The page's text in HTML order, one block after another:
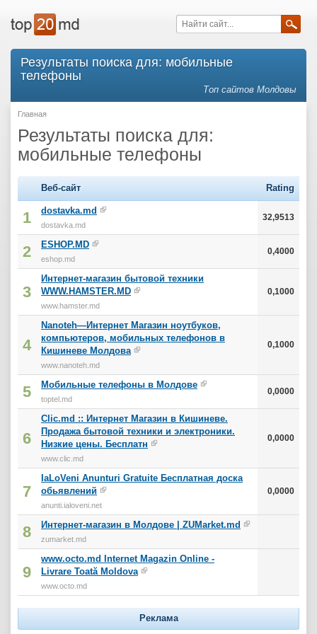
Результаты поиска для: мобильные
телефоны
Топ сайтов Молдовы
Главная
Результаты поиска для:
мобильные телефоны
Веб-сайт Rating
1 dostavka.md
dostavka.md
32,9513
2 ESHOP.MD
eshop.md
0,4000
3
Интернет-магазин бытовой техники
WWW.HAMSTER.MD
www.hamster.md
0,1000
4
Nanoteh—Интернет Магазин ноутбуков,
компьютеров, мобильных телефонов в
Кишиневе Молдова
www.nanoteh.md
0,1000
5 Мобильные телефоны в Молдове
toptel.md
0,0000
6
Clic.md :: Интернет Магазин в Кишиневе.
Продажа бытовой техники и электроники.
Низкие цены. Бесплатн
www.clic.md
0,0000
7
IaLoVeni Anunturi Gratuite Бесплатная доска
обьявлений
anunti.ialoveni.net
0,0000
8 Интернет-магазин в Молдове | ZUMarket.md
zumarket.md
9
www.octo.md Internet Magazin Online -
Livrare Toată Moldova
www.octo.md
Реклама